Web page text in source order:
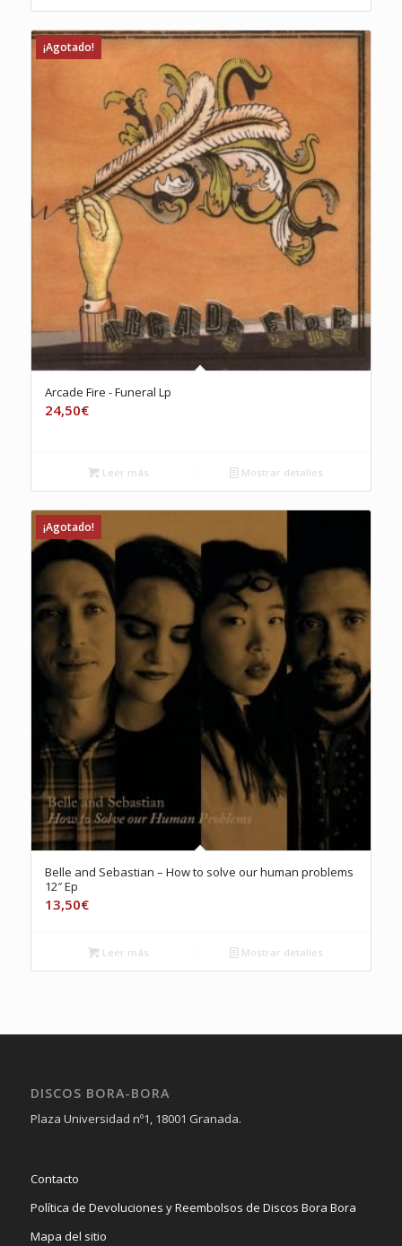
¡Agotado!
Arcade Fire ‎- Funeral Lp
24,50€
Leer más Mostrar detalles
¡Agotado!
Belle and Sebastian – How to solve our human problems
12″ Ep
13,50€
Leer más Mostrar detalles
DISCOS BORA-BORA
Plaza Universidad nº1, 18001 Granada.
Contacto
Política de Devoluciones y Reembolsos de Discos Bora Bora
Mapa del sitio